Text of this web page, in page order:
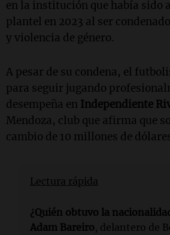
en la institución que había sido
plantel en 2023 al ser
y violencia de género.
A pesar de su condena, el
para seguir jugando
desempeña en Independiente
Mendoza, club que afirma que
cambio de 10 millones de
Lectura rápida
¿Quién obtuvo la
Adam Bareiro, delantero de